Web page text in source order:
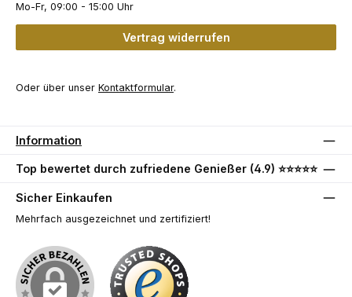
Mo-Fr, 09:00 - 15:00 Uhr
Vertrag widerrufen
Oder über unser Kontaktformular.
Information
Top bewertet durch zufriedene Genießer (4.9) ⭐⭐⭐⭐⭐
Sicher Einkaufen
Mehrfach ausgezeichnet und zertifiziert!